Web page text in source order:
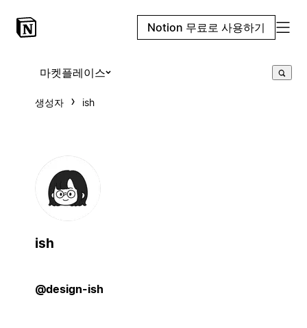
Notion 무료로 사용하기
마켓플레이스
생성자 ish
ish
@design-ish